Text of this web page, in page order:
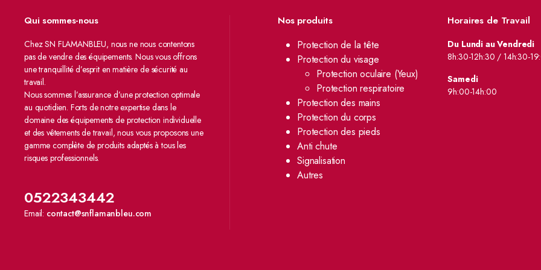
Qui sommes-nous
Chez SN FLAMANBLEU, nous ne nous contentons
pas de vendre des équipements. Nous vous offrons
une tranquillité d’esprit en matière de sécurité au
travail.
Nous sommes l’assurance d’une protection optimale
au quotidien. Forts de notre expertise dans le
domaine des équipements de protection individuelle
et des vêtements de travail, nous vous proposons une
gamme complète de produits adaptés à tous les
risques professionnels.
0522343442
Email: contact@snflamanbleu.com
Nos produits
Protection de la tête
Protection du visage
Protection oculaire (Yeux)
Protection respiratoire
Protection des mains
Protection du corps
Protection des pieds
Anti chute
Signalisation
Autres
Horaires de Travail
Du Lundi au Vendredi
8h:30-12h:30 / 14h:30-
Samedi
9h:00-14h:00